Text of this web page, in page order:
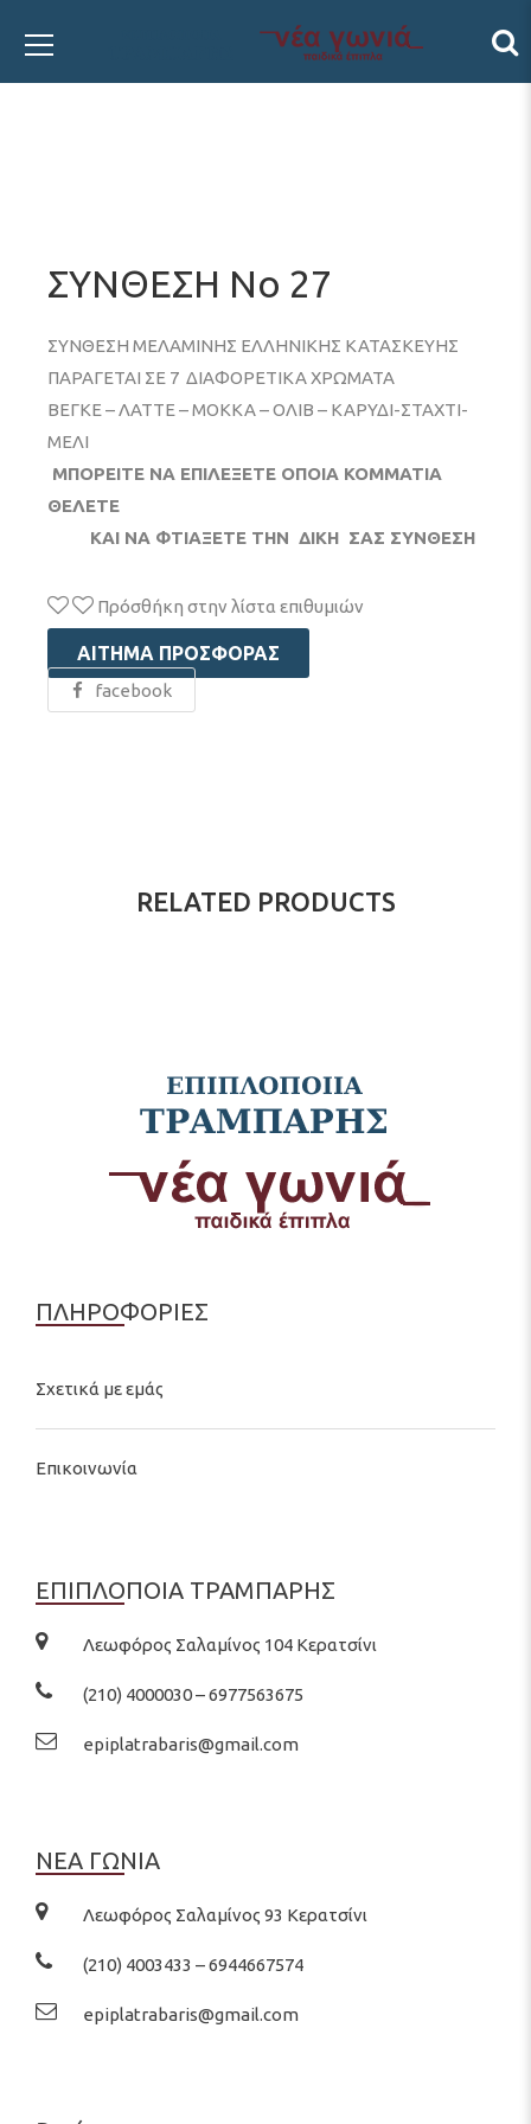
ΣΥΝΘΕΣΗ Νο 27
ΣΥΝΘΕΣΗ ΜΕΛΑΜΙΝΗΣ ΕΛΛΗΝΙΚΗΣ ΚΑΤΑΣΚΕΥΗΣ
ΠΑΡΑΓΕΤΑΙ ΣΕ 7 ΔΙΑΦΟΡΕΤΙΚΑ ΧΡΩΜΑΤΑ
ΒΕΓΚΕ – ΛΑΤΤΕ – ΜΟΚΚΑ – ΟΛΙΒ – ΚΑΡΥΔΙ-ΣΤΑΧΤΙ-
ΜΕΛΙ
ΜΠΟΡΕΙΤΕ ΝΑ ΕΠΙΛΕΞΕΤΕ ΟΠΟΙΑ ΚΟΜΜΑΤΙΑ
ΘΕΛΕΤΕ
ΚΑΙ ΝΑ ΦΤΙΑΞΕΤΕ ΤΗΝ ΔΙΚΗ ΣΑΣ ΣΥΝΘΕΣΗ
Πρόσθήκη στην λίστα επιθυμιών
ΑΊΤΗΜΑ ΠΡΟΣΦΟΡΆΣ
facebook
RELATED PRODUCTS
ΠΛΗΡΟΦΟΡΙΕΣ
Σχετικά με εμάς
Επικοινωνία
ΕΠΙΠΛΟΠΟΙΑ ΤΡΑΜΠΑΡΗΣ
Λεωφόρος Σαλαμίνος 104 Κερατσίνι
(210) 4000030 – 6977563675
epiplatrabaris@gmail.com
ΝΕΑ ΓΩΝΙΑ
Λεωφόρος Σαλαμίνος 93 Κερατσίνι
(210) 4003433 – 6944667574
epiplatrabaris@gmail.com